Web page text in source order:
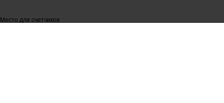
Место для счетчиков